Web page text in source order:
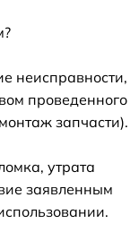
неисправности,
проведенного
запчасти).
утрата
заявленным